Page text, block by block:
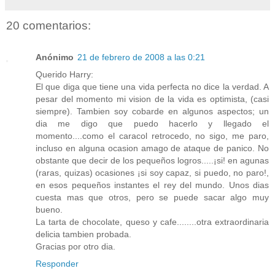
20 comentarios:
Anónimo 21 de febrero de 2008 a las 0:21
Querido Harry:
El que diga que tiene una vida perfecta no dice la verdad. A
pesar del momento mi vision de la vida es optimista, (casi
siempre). Tambien soy cobarde en algunos aspectos; un
dia me digo que puedo hacerlo y llegado el
momento....como el caracol retrocedo, no sigo, me paro,
incluso en alguna ocasion amago de ataque de panico. No
obstante que decir de los pequeños logros.....¡si! en agunas
(raras, quizas) ocasiones ¡si soy capaz, si puedo, no paro!,
en esos pequeños instantes el rey del mundo. Unos dias
cuesta mas que otros, pero se puede sacar algo muy
bueno.
La tarta de chocolate, queso y cafe........otra extraordinaria
delicia tambien probada.
Gracias por otro dia.
Responder